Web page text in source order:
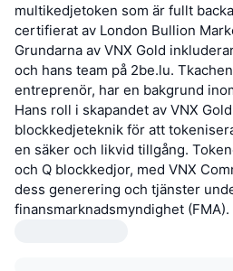
multikedjetoken som är fullt
certifierat av London Bullion
Grundarna av VNX Gold
och hans team på 2be.lu.
entreprenör, har en bakgrund
Hans roll i skapandet av VNX
blockkedjeteknik för att
en säker och likvid tillgång.
och Q blockkedjor, med VNX
dess generering och tjänster
finansmarknadsmyndighet (FMA).